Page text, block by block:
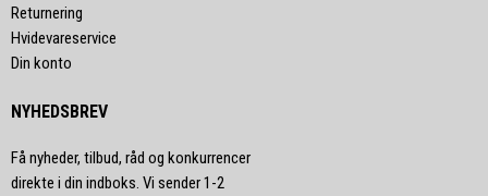
Returnering
Hvidevareservice
Din konto
NYHEDSBREV
Få nyheder, tilbud, råd og konkurrencer
direkte i din indboks. Vi sender 1-2